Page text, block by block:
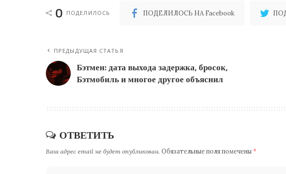
0 ПОДЕЛИЛОСЬ ПОДЕЛИЛОСЬ НА Facebook
ПРЕДЫДУЩАЯ СТАТЬЯ
Бэтмен: дата выхода задержка, бросок,
Бэтмобиль и многое другое объяснил
ОТВЕТИТЬ
Ваш адрес email не будет опубликован. Обязательные поля помечены *